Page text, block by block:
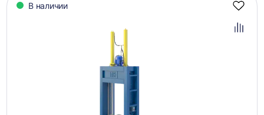
В наличии